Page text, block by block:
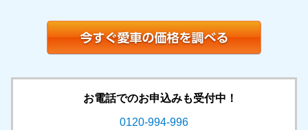
お電話でのお申込みも受付中！
0120-994-996